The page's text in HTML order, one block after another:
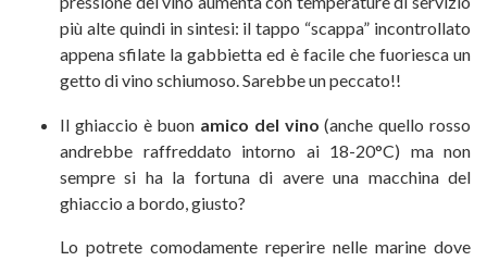
più alte quindi in sintesi: il tappo “scappa” incontrollato
appena sfilate la gabbietta ed è facile che fuoriesca un
getto di vino schiumoso. Sarebbe un peccato!!
Il ghiaccio è buon amico del vino (anche quello rosso
andrebbe raffreddato intorno ai 18-20°C) ma non
sempre si ha la fortuna di avere una macchina del
ghiaccio a bordo, giusto?
Lo potrete comodamente reperire nelle marine dove